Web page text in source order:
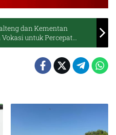
dan Kementan
untuk Percepat